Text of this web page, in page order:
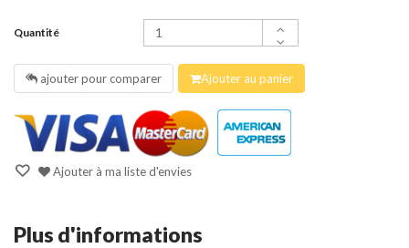
Quantité
ajouter pour comparer Ajouter au panier
Ajouter à ma liste d'envies
Plus d'informations